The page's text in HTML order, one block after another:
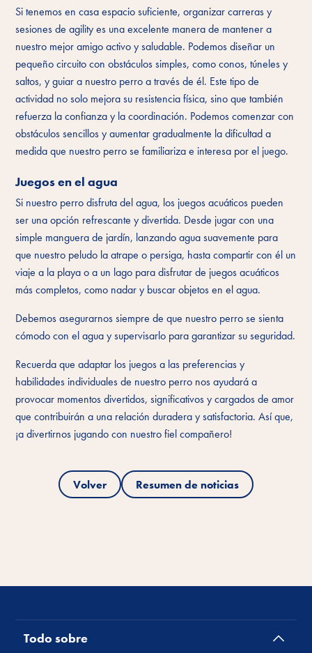
Si tenemos en casa espacio suficiente, organizar carreras y
sesiones de agility es una excelente manera de mantener a
nuestro mejor amigo activo y saludable. Podemos diseñar un
pequeño circuito con obstáculos simples, como conos, túneles y
saltos, y guiar a nuestro perro a través de él. Este tipo de
actividad no solo mejora su resistencia física, sino que también
refuerza la confianza y la coordinación. Podemos comenzar con
obstáculos sencillos y aumentar gradualmente la dificultad a
medida que nuestro perro se familiariza e interesa por el juego.
Juegos en el agua
Si nuestro perro disfruta del agua, los juegos acuáticos pueden
ser una opción refrescante y divertida. Desde jugar con una
simple manguera de jardín, lanzando agua suavemente para
que nuestro peludo la atrape o persiga, hasta compartir con él un
viaje a la playa o a un lago para disfrutar de juegos acuáticos
más completos, como nadar y buscar objetos en el agua.
Debemos asegurarnos siempre de que nuestro perro se sienta
cómodo con el agua y supervisarlo para garantizar su seguridad.
Recuerda que adaptar los juegos a las preferencias y
habilidades individuales de nuestro perro nos ayudará a
provocar momentos divertidos, significativos y cargados de amor
que contribuirán a una relación duradera y satisfactoria. Así que,
¡a divertirnos jugando con nuestro fiel compañero!
Volver Resumen de noticias
Todo sobre